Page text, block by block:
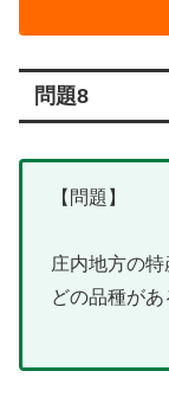
問題8
【問題】
庄内地方の
どの品種があ